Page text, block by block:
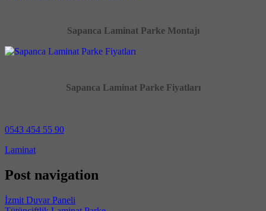
Sapanca Laminat Parke Montajı
Sapanca Laminat Parke Fiyatları
0543 454 55 90
Laminat
Post navigation
İzmit Duvar Paneli